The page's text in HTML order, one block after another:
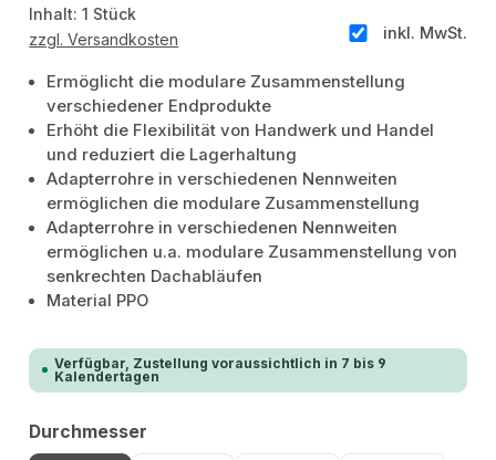
Inhalt:1 Stück
inkl. MwSt.
zzgl. Versandkosten
Ermöglicht die modulare Zusammenstellung
verschiedener Endprodukte
Erhöht die Flexibilität von Handwerk und Handel
und reduziert die Lagerhaltung
Adapterrohre in verschiedenen Nennweiten
ermöglichen die modulare Zusammenstellung
Adapterrohre in verschiedenen Nennweiten
ermöglichen u.a. modulare Zusammenstellung von
senkrechten Dachabläufen
Material PPO
Verfügbar, Zustellung voraussichtlich in 7 bis 9
Kalendertagen
Durchmesser